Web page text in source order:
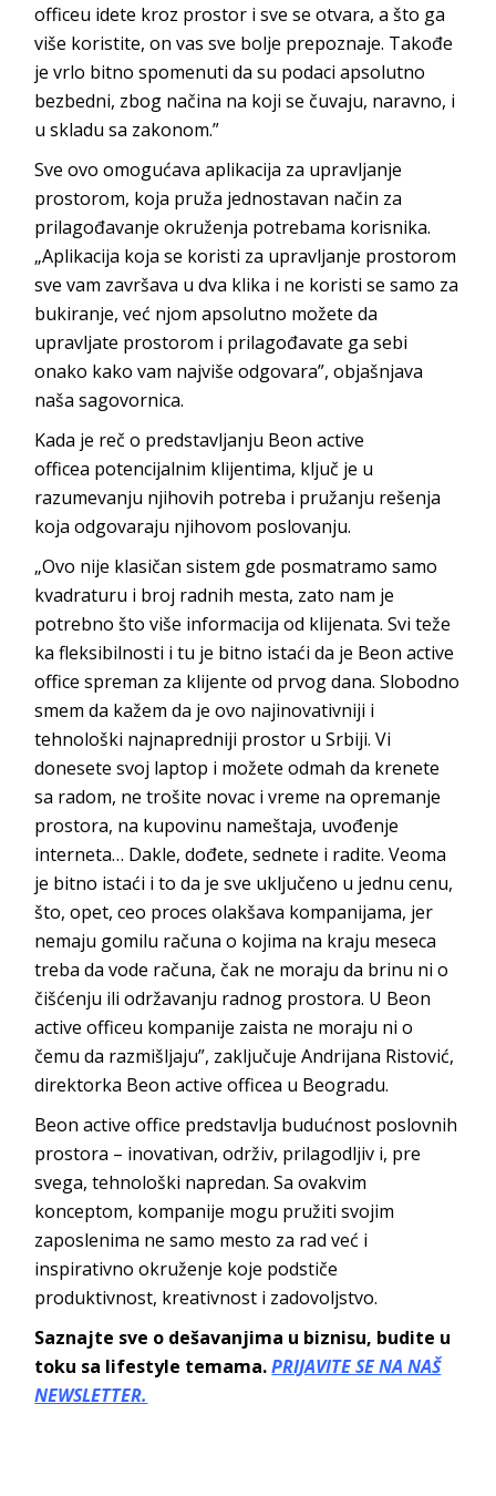
officeu idete kroz prostor i sve se otvara, a što ga
više koristite, on vas sve bolje prepoznaje. Takođe
je vrlo bitno spomenuti da su podaci apsolutno
bezbedni, zbog načina na koji se čuvaju, naravno, i
u skladu sa zakonom.”
Sve ovo omogućava aplikacija za upravljanje
prostorom, koja pruža jednostavan način za
prilagođavanje okruženja potrebama korisnika.
„Aplikacija koja se koristi za upravljanje prostorom
sve vam završava u dva klika i ne koristi se samo za
bukiranje, već njom apsolutno možete da
upravljate prostorom i prilagođavate ga sebi
onako kako vam najviše odgovara”, objašnjava
naša sagovornica.
Kada je reč o predstavljanju Beon active
officea potencijalnim klijentima, ključ je u
razumevanju njihovih potreba i pružanju rešenja
koja odgovaraju njihovom poslovanju.
„Ovo nije klasičan sistem gde posmatramo samo
kvadraturu i broj radnih mesta, zato nam je
potrebno što više informacija od klijenata. Svi teže
ka fleksibilnosti i tu je bitno istaći da je Beon active
office spreman za klijente od prvog dana. Slobodno
smem da kažem da je ovo najinovativniji i
tehnološki najnapredniji prostor u Srbiji. Vi
donesete svoj laptop i možete odmah da krenete
sa radom, ne trošite novac i vreme na opremanje
prostora, na kupovinu nameštaja, uvođenje
interneta… Dakle, dođete, sednete i radite. Veoma
je bitno istaći i to da je sve uključeno u jednu cenu,
što, opet, ceo proces olakšava kompanijama, jer
nemaju gomilu računa o kojima na kraju meseca
treba da vode računa, čak ne moraju da brinu ni o
čišćenju ili održavanju radnog prostora. U Beon
active officeu kompanije zaista ne moraju ni o
čemu da razmišljaju”, zaključuje Andrijana Ristović,
direktorka Beon active officea u Beogradu.
Beon active office predstavlja budućnost poslovnih
prostora – inovativan, održiv, prilagodljiv i, pre
svega, tehnološki napredan. Sa ovakvim
konceptom, kompanije mogu pružiti svojim
zaposlenima ne samo mesto za rad već i
inspirativno okruženje koje podstiče
produktivnost, kreativnost i zadovoljstvo.
Saznajte sve o dešavanjima u biznisu, budite u
toku sa lifestyle temama.PRIJAVITE SE NA NAŠ
NEWSLETTER.